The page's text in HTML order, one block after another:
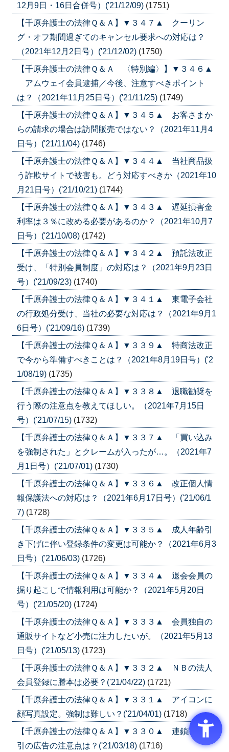
12月9日・16日合併号）('21/12/09) (1751)
【千原弁護士の法律Ｑ＆Ａ】▼３４７▲ クーリン
グ・オフ期間過ぎてのキャンセル要求への対応は？
（2021年12月2日号）('21/12/02) (1750)
【千原弁護士の法律Ｑ＆Ａ 〈特別編〉】▼３４６▲
アムウェイ会員逮捕／今後、注意すべきポイント
は？（2021年11月25日号）('21/11/25) (1749)
【千原弁護士の法律Ｑ＆Ａ】▼３４５▲ お客さまか
らの請求の場合は訪問販売ではない？（2021年11月4
日号）('21/11/04) (1746)
【千原弁護士の法律Ｑ＆Ａ】▼３４４▲ 当社商品扱
う詐欺サイトで被害も。どう対応すべきか（2021年10
月21日号）('21/10/21) (1744)
【千原弁護士の法律Ｑ＆Ａ】▼３４３▲ 遅延損害金
利率は３％に改める必要があるのか？（2021年10月7
日号）('21/10/08) (1742)
【千原弁護士の法律Ｑ＆Ａ】▼３４２▲ 預託法改正
受け、「特別会員制度」の対応は？（2021年9月23日
号）('21/09/23) (1740)
【千原弁護士の法律Ｑ＆Ａ】▼３４１▲ 東電子会社
の行政処分受け、当社の必要な対応は？（2021年9月1
6日号）('21/09/16) (1739)
【千原弁護士の法律Ｑ＆Ａ】▼３３９▲ 特商法改正
で今から準備すべきことは？（2021年8月19日号）('2
1/08/19) (1735)
【千原弁護士の法律Ｑ＆Ａ】▼３３８▲ 退職勧奨を
行う際の注意点を教えてほしい。（2021年7月15日
号）('21/07/15) (1732)
【千原弁護士の法律Ｑ＆Ａ】▼３３７▲ 「買い込み
を強制された」とクレームが入ったが…。（2021年7
月1日号）('21/07/01) (1730)
【千原弁護士の法律Ｑ＆Ａ】▼３３６▲ 改正個人情
報保護法への対応は？（2021年6月17日号）('21/06/1
7) (1728)
【千原弁護士の法律Ｑ＆Ａ】▼３３５▲ 成人年齢引
き下げに伴い登録条件の変更は可能か？（2021年6月3
日号）('21/06/03) (1726)
【千原弁護士の法律Ｑ＆Ａ】▼３３４▲ 退会会員の
掘り起こしで情報利用は可能か？（2021年5月20日
号）('21/05/20) (1724)
【千原弁護士の法律Ｑ＆Ａ】▼３３３▲ 会員独自の
通販サイトなど小売に注力したいが。（2021年5月13
日号）('21/05/13) (1723)
【千原弁護士の法律Ｑ＆Ａ】▼３３２▲ ＮＢの法人
会員登録に謄本は必要？('21/04/22) (1721)
【千原弁護士の法律Ｑ＆Ａ】▼３３１▲ アイコンに
顔写真設定。強制は難しい？('21/04/01) (1718)
【千原弁護士の法律Ｑ＆Ａ】▼３３０▲ 連鎖販売取
引の広告の注意点は？('21/03/18) (1716)